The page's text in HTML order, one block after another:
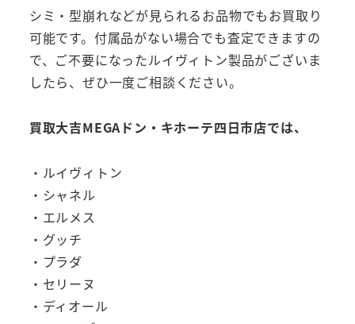
シミ・型崩れなどが見られるお品物でもお買取り
可能です。付属品がない場合でも査定できますの
で、ご不要になったルイヴィトン製品がございま
したら、ぜひ一度ご相談ください。
買取大吉MEGAドン・キホーテ四日市店では、
・ルイヴィトン
・シャネル
・エルメス
・グッチ
・プラダ
・セリーヌ
・ディオール